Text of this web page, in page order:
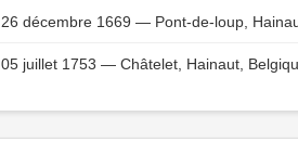
26 décembre 1669 — Pont-de-loup,
05 juillet 1753 — Châtelet, Hainaut,